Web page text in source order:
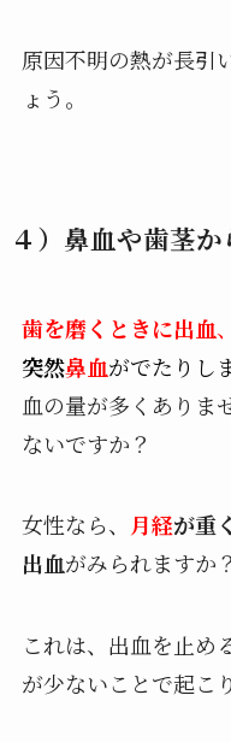
原因不明の熱が長引
ょう。
４）鼻血や歯茎
歯を磨くときに出血、
突然鼻血がでたりし
血の量が多くありま
ないですか？
女性なら、 月経が重く
出血がみられますか？
これは、出血を止め
が少ないことで起こ